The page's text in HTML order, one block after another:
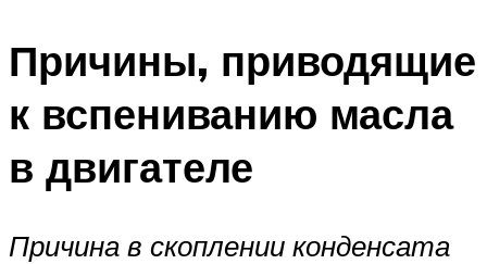
Причины, приводящие
к вспениванию масла
в двигателе
Причина в скоплении конденсата